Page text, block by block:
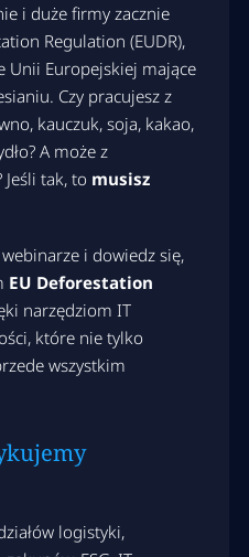
i duże firmy zacznie
Regulation (EUDR),
Unii Europejskiej mające
Czy pracujesz z
kauczuk, soja, kakao,
A może z
tak, to musisz
i dowiedz się,
EU Deforestation
narzędziom IT
które nie tylko
wszystkim
logistyki,